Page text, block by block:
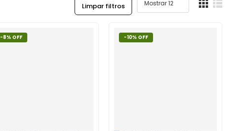
Limpar filtros
-8% OFF -10% OFF